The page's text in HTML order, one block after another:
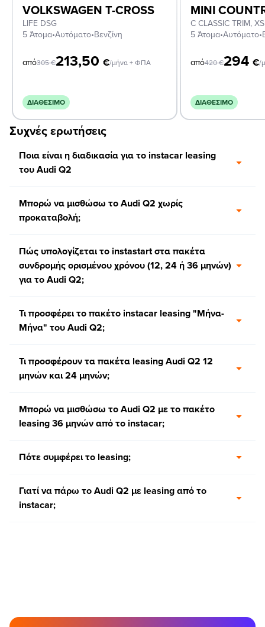
VOLKSWAGEN T-CROSS
LIFE DSG
5 Άτομα•Αυτόματο•Βενζίνη
από305€213,50 €/μήνα + ΦΠΑ
ΔΙΑΘΈΣΙΜΟ
MINI
5 Άτομα•Αυτόματο•
από420€294 €/
ΔΙΑΘΈΣΙΜΟ
Συχνές ερωτήσεις
Ποια είναι η διαδικασία για το instacar leasing
του Audi Q2
Μπορώ να μισθώσω το Audi Q2 χωρίς
προκαταβολή;
Πώς υπολογίζεται το instastart στα πακέτα
συνδρομής ορισμένου χρόνου (12, 24 ή 36 μηνών)
για το Audi Q2;
Τι προσφέρει το πακέτο instacar leasing "Μήνα-
Μήνα" του Audi Q2;
Τι προσφέρουν τα πακέτα leasing Audi Q2 12
μηνών και 24 μηνών;
Μπορώ να μισθώσω το Audi Q2 με το πακέτο
leasing 36 μηνών από το instacar;
Πότε συμφέρει το leasing;
Γιατί να πάρω το Audi Q2 με leasing από το
instacar;